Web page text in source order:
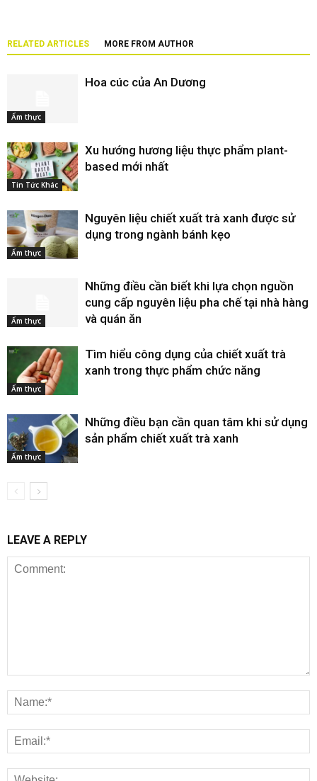
RELATED ARTICLES MORE FROM AUTHOR
Ẩm thực
Hoa cúc của An Dương
Tin Tức Khác
Xu hướng hương liệu thực phẩm plant-
based mới nhất
Ẩm thực
Nguyên liệu chiết xuất trà xanh được sử
dụng trong ngành bánh kẹo
Ẩm thực
Những điều cần biết khi lựa chọn nguồn
cung cấp nguyên liệu pha chế tại nhà hàng
và quán ăn
Ẩm thực
Tìm hiểu công dụng của chiết xuất trà
xanh trong thực phẩm chức năng
Ẩm thực
Những điều bạn cần quan tâm khi sử dụng
sản phẩm chiết xuất trà xanh
LEAVE A REPLY